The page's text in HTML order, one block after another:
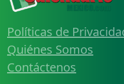
Políticas de
Quiénes Somos
Contáctenos